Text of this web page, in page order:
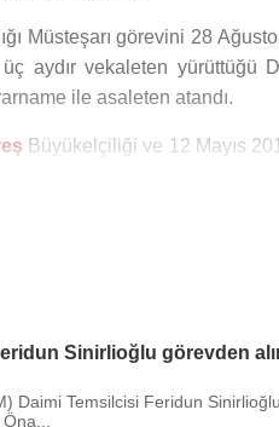
Müsteşarı görevini 28
üç aydır vekaleten yürüttüğü
ile asaleten atandı.
Büyükelçiliği ve 12 Mayıs
Bakanı olarak gösterildi. Aynı
bir koalisyon hükümeti
Sinirlioğlu görevden
Daimi Temsilcisi Feridun